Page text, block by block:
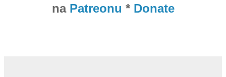
na Patreonu * Donate